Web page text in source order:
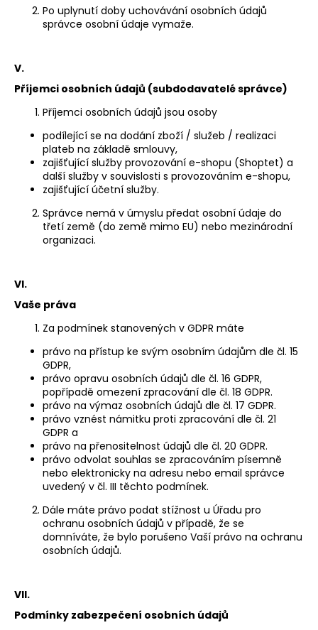
Po uplynutí doby uchovávání osobních údajů
správce osobní údaje vymaže.
V.
Příjemci osobních údajů (subdodavatelé správce)
Příjemci osobních údajů jsou osoby
podílející se na dodání zboží / služeb / realizaci
plateb na základě smlouvy,
zajišťující služby provozování e-shopu (Shoptet) a
další služby v souvislosti s provozováním e-shopu,
zajišťující účetní služby.
Správce nemá v úmyslu předat osobní údaje do
třetí země (do země mimo EU) nebo mezinárodní
organizaci.
VI.
Vaše práva
Za podmínek stanovených v GDPR máte
právo na přístup ke svým osobním údajům dle čl. 15
GDPR,
právo opravu osobních údajů dle čl. 16 GDPR,
popřípadě omezení zpracování dle čl. 18 GDPR.
právo na výmaz osobních údajů dle čl. 17 GDPR.
právo vznést námitku proti zpracování dle čl. 21
GDPR a
právo na přenositelnost údajů dle čl. 20 GDPR.
právo odvolat souhlas se zpracováním písemně
nebo elektronicky na adresu nebo email správce
uvedený v čl. III těchto podmínek.
Dále máte právo podat stížnost u Úřadu pro
ochranu osobních údajů v případě, že se
domníváte, že bylo porušeno Vaší právo na ochranu
osobních údajů.
VII.
Podmínky zabezpečení osobních údajů